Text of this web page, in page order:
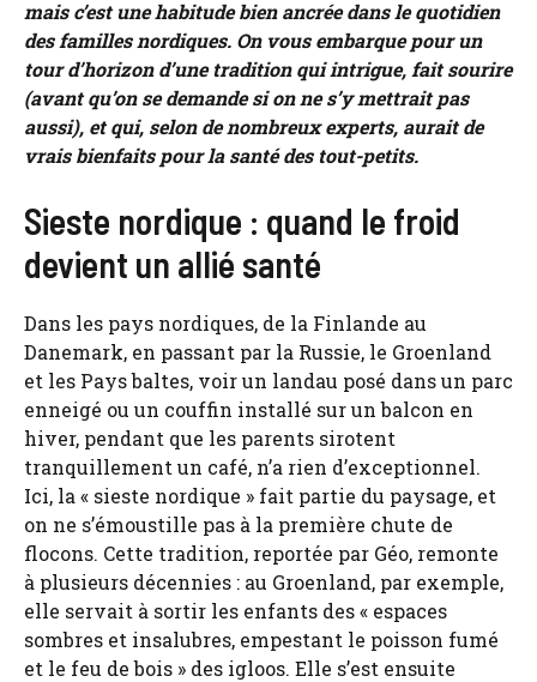
mais c’est une habitude bien ancrée dans le quotidien
des familles nordiques. On vous embarque pour un
tour d’horizon d’une tradition qui intrigue, fait sourire
(avant qu’on se demande si on ne s’y mettrait pas
aussi), et qui, selon de nombreux experts, aurait de
vrais bienfaits pour la santé des tout-petits.
Sieste nordique : quand le froid
devient un allié santé
Dans les pays nordiques, de la Finlande au
Danemark, en passant par la Russie, le Groenland
et les Pays baltes, voir un landau posé dans un parc
enneigé ou un couffin installé sur un balcon en
hiver, pendant que les parents sirotent
tranquillement un café, n’a rien d’exceptionnel.
Ici, la « sieste nordique » fait partie du paysage, et
on ne s’émoustille pas à la première chute de
flocons. Cette tradition, reportée par Géo, remonte
à plusieurs décennies : au Groenland, par exemple,
elle servait à sortir les enfants des « espaces
sombres et insalubres, empestant le poisson fumé
et le feu de bois » des igloos. Elle s’est ensuite